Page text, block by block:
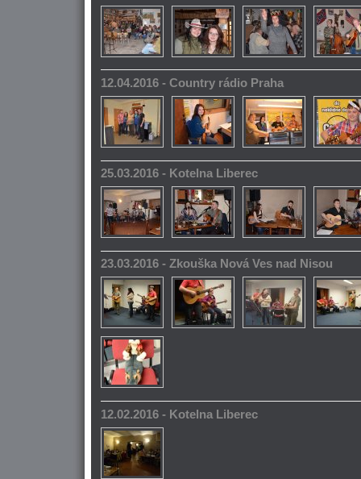
12.04.2016 - Country rádio Praha
25.03.2016 - Kotelna Liberec
23.03.2016 - Zkouška Nová Ves nad Nisou
12.02.2016 - Kotelna Liberec